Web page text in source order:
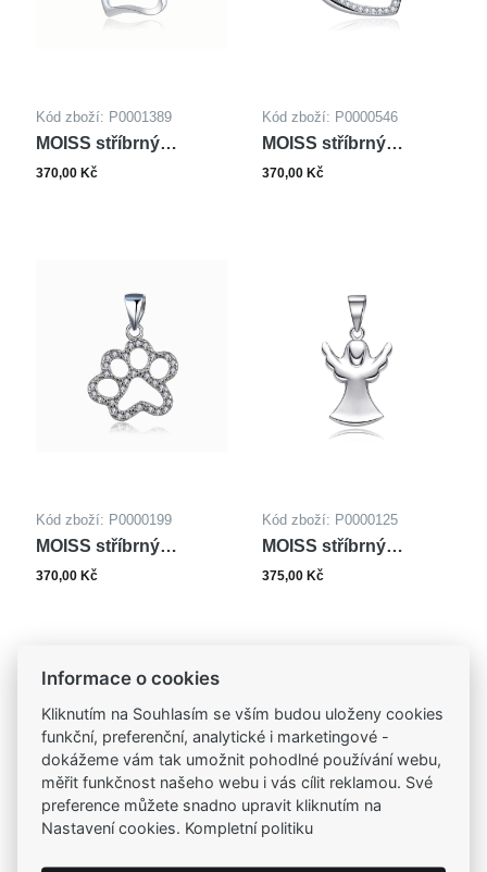
Kód zboží: P0001389
MOISS stříbrný
přívěsek SRDCE
370,00 Kč
Kód zboží: P0000546
MOISS stříbrný
přívěsek SRDCE
370,00 Kč
Kód zboží: P0000199
MOISS stříbrný
přívěsek TLAPKA
370,00 Kč
Kód zboží: P0000125
MOISS stříbrný
přívěsek
375,00 Kč
Informace o cookies
Kliknutím na Souhlasím se vším budou uloženy cookies
funkční, preferenční, analytické i marketingové -
dokážeme vám tak umožnit pohodlné používání webu,
měřit funkčnost našeho webu i vás cílit reklamou. Své
preference můžete snadno upravit kliknutím na
Nastavení cookies. Kompletní politiku